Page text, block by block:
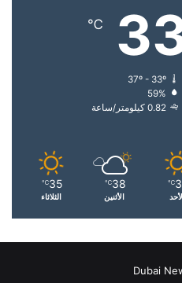
℃
37º - 33º
59%
0.82 كيلومتر/ساعة
℃
38
℃
الأثنين
35
℃
الثلاثاء
Dubai